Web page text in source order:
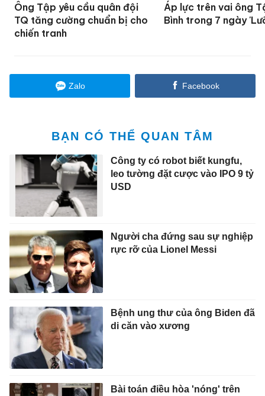
Ông Tập yêu cầu quân đội
TQ tăng cường chuẩn bị cho
chiến tranh
Áp lực trên vai ông
Bình trong 7 ngày
Zalo Facebook
BẠN CÓ THỂ QUAN TÂM
Công ty có robot biết kungfu,
leo tường đặt cược vào IPO 9 tỷ
USD
Người cha đứng sau sự nghiệp
rực rỡ của Lionel Messi
Bệnh ung thư của ông Biden đã
di căn vào xương
Bài toán điều hòa 'nóng' trên